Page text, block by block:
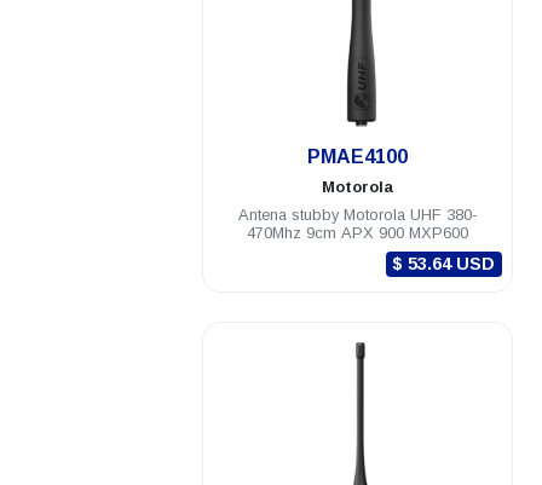
PMAE4100
Motorola
Antena stubby Motorola UHF 380-
470Mhz 9cm APX 900 MXP600
$ 53.64 USD